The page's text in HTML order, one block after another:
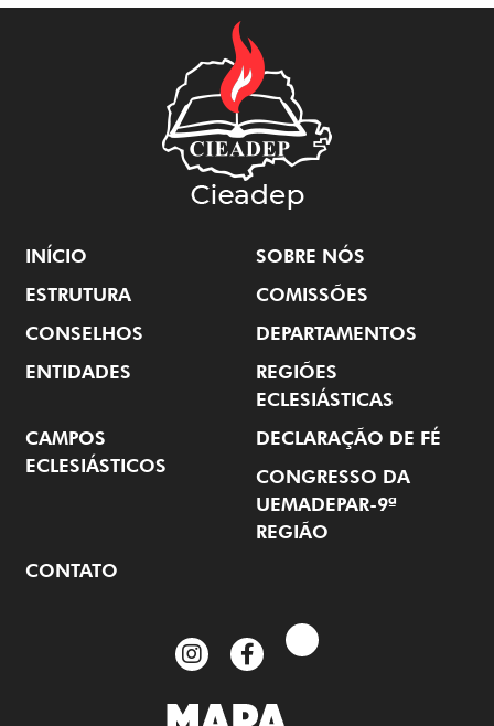
INÍCIO
SOBRE NÓS
ESTRUTURA
COMISSÕES
CONSELHOS
DEPARTAMENTOS
ENTIDADES
REGIÕES
ECLESIÁSTICAS
CAMPOS
ECLESIÁSTICOS
DECLARAÇÃO DE FÉ
CONGRESSO DA
UEMADEPAR-9ª
REGIÃO
CONTATO